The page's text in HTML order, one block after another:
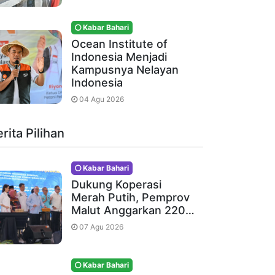
Kabar Bahari
Ocean Institute of
Indonesia Menjadi
Kampusnya Nelayan
Indonesia
04 Agu 2026
Pilihan
Kabar Bahari
Dukung Koperasi
Merah Putih, Pemprov
Malut Anggarkan 220…
07 Agu 2026
Kabar Bahari